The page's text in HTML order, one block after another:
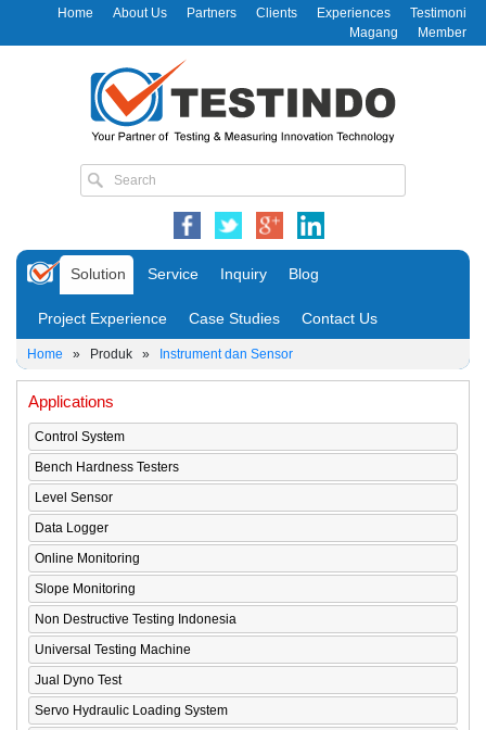
Home About Us Partners Clients Experiences
Testimoni
Magang
Member
Solution Service Inquiry Blog
Project Experience Case Studies Contact Us
Home » Produk » Instrument dan Sensor
Applications
Control System
Bench Hardness Testers
Level Sensor
Data Logger
Online Monitoring
Slope Monitoring
Non Destructive Testing Indonesia
Universal Testing Machine
Jual Dyno Test
Servo Hydraulic Loading System